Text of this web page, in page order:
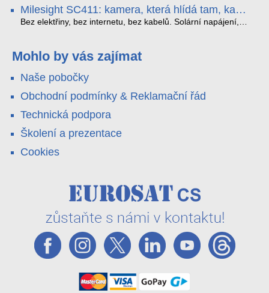
YouTube – bez běžícího počítače.
které vám zjednoduší práci – a jedna z nich vám ušetří
spoustu zbytečných výjezdů k zákazníkům.
Milesight SC411: kamera, která hlídá tam, kam
kabel nedosáhne
Bez elektřiny, bez internetu, bez kabelů. Solární napájení,
váš telefon. Podívejte se na video.
Mohlo by vás zajímat
Naše pobočky
Obchodní podmínky & Reklamační řád
Technická podpora
Školení a prezentace
Cookies